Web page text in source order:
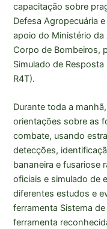
capacitação sobre
Defesa Agropecuária
apoio do Ministério da
Corpo de Bombeiros,
Simulado de
R4T).
Durante toda a
orientações sobre as
combate, usando
detecções,
bananeira e fusariose
oficiais e simulado de
diferentes estudos e
ferramenta Sistema
ferramenta